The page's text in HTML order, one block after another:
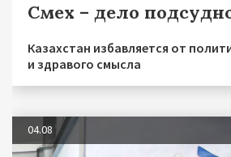
Смех – дело
Казахстан избавляется от
и здравого смысла
04.08